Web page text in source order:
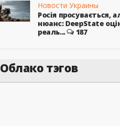
Новости Украины
Росія просувається,
нюанс: DeepState
реаль...
187
Облако тэгов